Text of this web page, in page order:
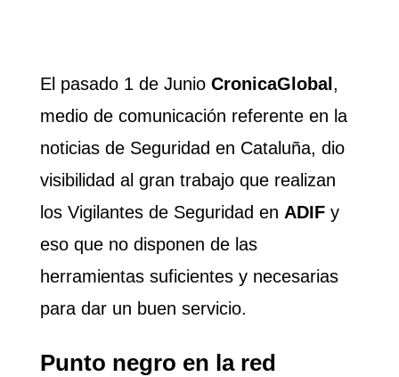
El pasado 1 de Junio CronicaGlobal ,
medio de comunicación referente en la
noticias de Seguridad en Cataluña, dio
visibilidad al gran trabajo que realizan
los Vigilantes de Seguridad en ADIFy
eso que no disponen de las
herramientas suficientes y necesarias
para dar un buen servicio.
Punto negro en la red